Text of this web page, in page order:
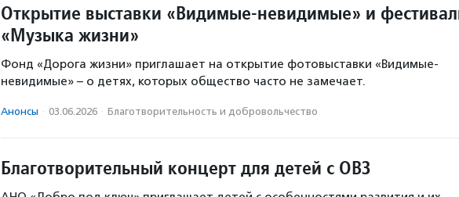
Открытие выставки «Видимые-невидимые» и
«Музыка жизни»
Фонд «Дорога жизни» приглашает на открытие фотовыставки «Видимые-
невидимые» – о детях, которых общество часто не замечает.
Анонсы · 03.06.2026 · Благотвори­тель­ность и доброволь­чест­во
Благотворительный концерт для детей с ОВЗ